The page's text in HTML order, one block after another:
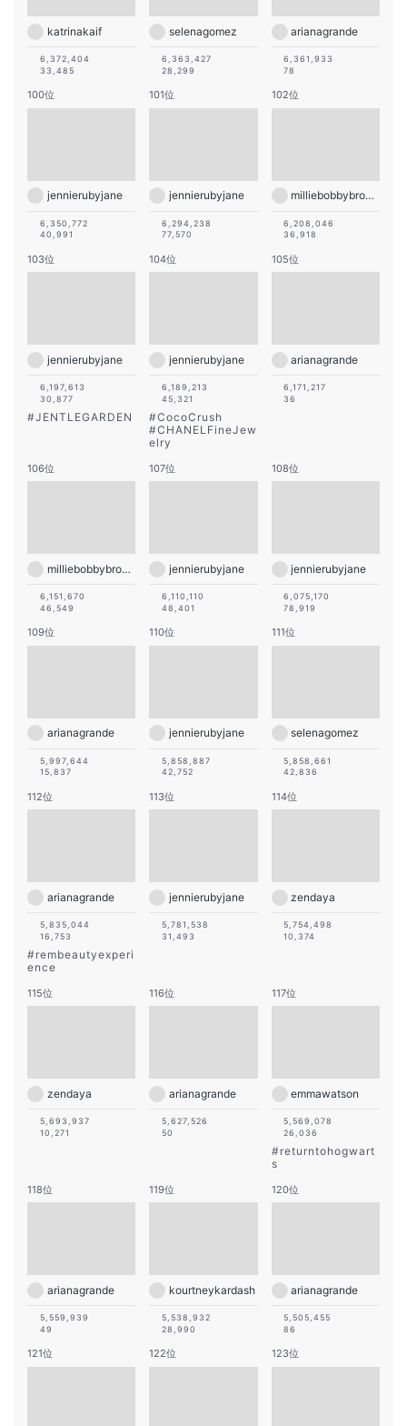
katrinakaif
6,372,404
33,485
selenagomez
6,363,427
28,299
arianagrande
6,361,933
78
100位
jennierubyjane
6,350,772
40,991
101位
jennierubyjane
6,294,238
77,570
102位
milliebobbybrown
6,208,046
36,918
103位
jennierubyjane
6,197,613
30,877
#JENTLEGARDEN
104位
jennierubyjane
6,189,213
45,321
#CocoCrush
#CHANELFineJew
elry
105位
arianagrande
6,171,217
36
106位
milliebobbybrown
6,151,670
46,549
107位
jennierubyjane
6,110,110
48,401
108位
jennierubyjane
6,075,170
78,919
109位
arianagrande
5,997,644
15,837
110位
jennierubyjane
5,858,887
42,752
111位
selenagomez
5,858,661
42,836
112位
arianagrande
5,835,044
16,753
#rembeautyexperi
ence
113位
jennierubyjane
5,781,538
31,493
114位
zendaya
5,754,498
10,374
115位
zendaya
5,693,937
10,271
116位
arianagrande
5,627,526
50
117位
emmawatson
5,569,078
26,036
#returntohogwart
s
118位
arianagrande
5,559,939
49
119位
kourtneykardash
5,538,932
28,990
120位
arianagrande
5,505,455
86
121位 122位 123位